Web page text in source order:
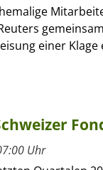
einer
Uhr